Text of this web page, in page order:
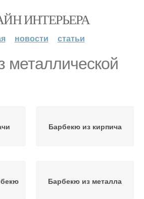
ИНТЕРЬЕРА
новости статьи
металлической
Барбекю из кирпича
Барбекю из металла